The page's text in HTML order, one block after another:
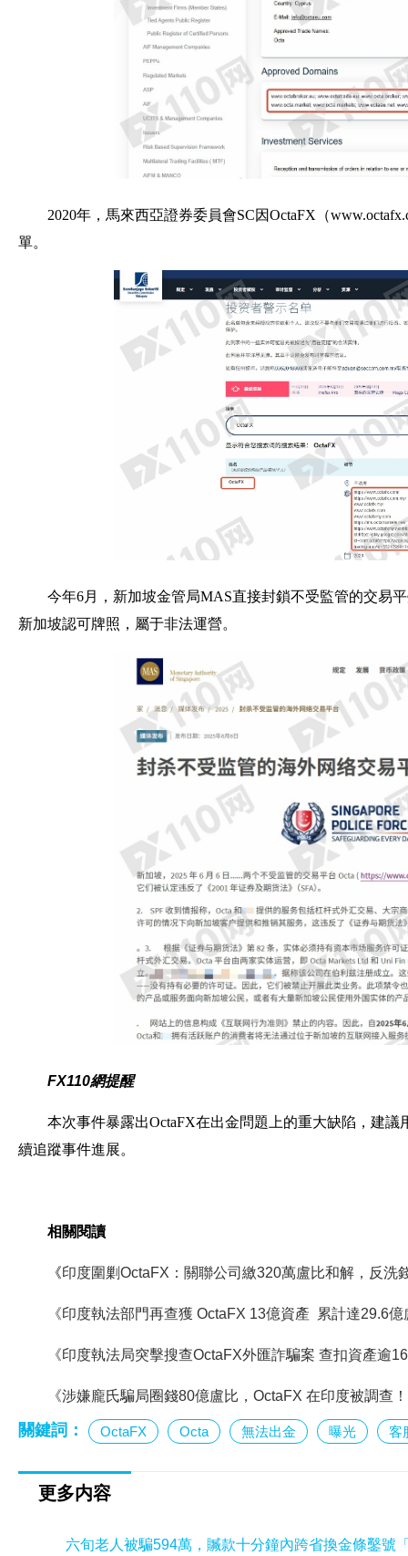
2020年，馬來西亞證券委員會SC因OctaFX（
單。
今年6月，新加坡金管局MAS直接封鎖不受監管的交易
新加坡認可牌照，屬于非法運營。
FX110網提醒
本次事件暴露出OctaFX在出金問題上的重大缺陷，建
續追蹤事件進展。
相關閱讀
《印度圍剿OctaFX：關聯公司繳320萬盧比和解，反洗
《印度執法部門再查獲 OctaFX 13億資產 累計達29.6億
《印度執法局突擊搜查OctaFX外匯詐騙案 查扣資產逾
《涉嫌龐氏騙局圈錢80億盧比，OctaFX 在印度被調查
關鍵詞： OctaFX Octa 無法出金 曝光 客
更多内容
六旬老人被騙594萬，贓款十分鐘內跨省換金條鑿號